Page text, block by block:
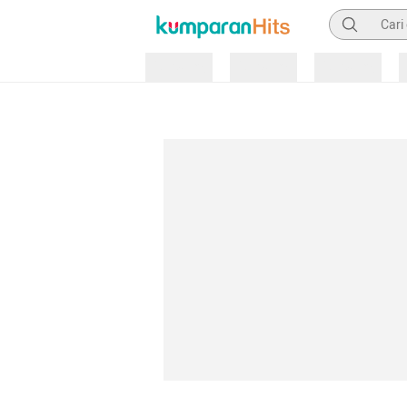
Pencarian